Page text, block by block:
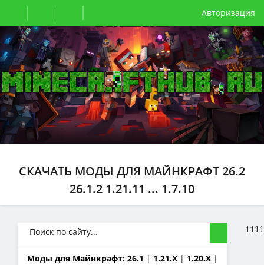
Авторизация
СКАЧАТЬ МОДЫ ДЛЯ МАЙНКРАФТ 26.2
26.1.2 1.21.11 ... 1.7.10
Моды для Майнкрафт: 26.1 | 1.21.X | 1.20.X |
1111